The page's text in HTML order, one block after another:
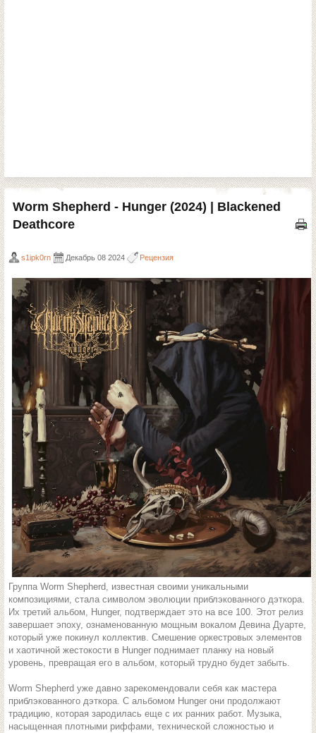
Worm Shepherd - Hunger (2024) | Blackened
Deathcore
s1ipk0rn Декабрь 08 2024 Рецензия
Группа Worm Shepherd, известная своими уникальными
композициями, стала символом эволюции приблэкованного дэткора.
Их третий альбом, Hunger, подтверждает это на все 100. Этот релиз
завершает эпоху, ознаменованную мощным вокалом Девина Дуарте,
который уже покинул коллектив. Смешение оркестровых элементов
и хаотичной жестокости в Hunger поднимает планку на новый
уровень, превращая его в альбом, который трудно будет забыть.
Worm Shepherd уже давно зарекомендовали себя как мастера
приблэкованного дэткора. С альбомом Hunger они продолжают
традицию, которая зародилась еще с их ранних работ. Музыка,
насыщенная плотными риффами, технической сложностью и